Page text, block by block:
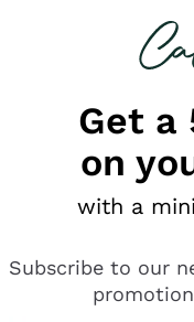
looking for
Get a
on
with a
Subscribe to our